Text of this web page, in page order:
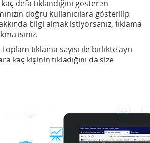
defa tıklandığını gösteren
doğru kullanıcılara gösterilip
bilgi almak istiyorsanız, tıklama
toplam tıklama sayısı ile birlikte ayrı
kaç kişinin tıkladığını da size